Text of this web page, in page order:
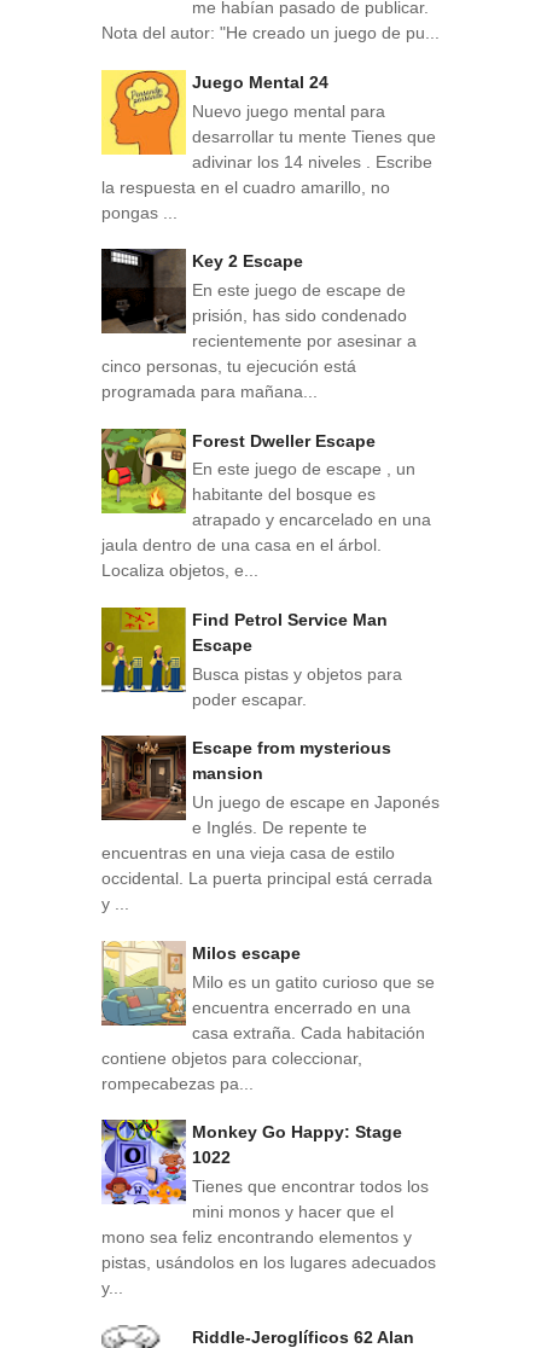
me habían pasado de publicar.
Nota del autor: "He creado un juego de pu...
Juego Mental 24
Nuevo juego mental para
desarrollar tu mente Tienes que
adivinar los 14 niveles . Escribe
la respuesta en el cuadro amarillo, no
pongas ...
Key 2 Escape
En este juego de escape de
prisión, has sido condenado
recientemente por asesinar a
cinco personas, tu ejecución está
programada para mañana...
Forest Dweller Escape
En este juego de escape , un
habitante del bosque es
atrapado y encarcelado en una
jaula dentro de una casa en el árbol.
Localiza objetos, e...
Find Petrol Service Man
Escape
Busca pistas y objetos para
poder escapar.
Escape from mysterious
mansion
Un juego de escape en Japonés
e Inglés. De repente te
encuentras en una vieja casa de estilo
occidental. La puerta principal está cerrada
y ...
Milos escape
Milo es un gatito curioso que se
encuentra encerrado en una
casa extraña. Cada habitación
contiene objetos para coleccionar,
rompecabezas pa...
Monkey Go Happy: Stage
1022
Tienes que encontrar todos los
mini monos y hacer que el
mono sea feliz encontrando elementos y
pistas, usándolos en los lugares adecuados
y...
Riddle-Jeroglíficos 62 Alan